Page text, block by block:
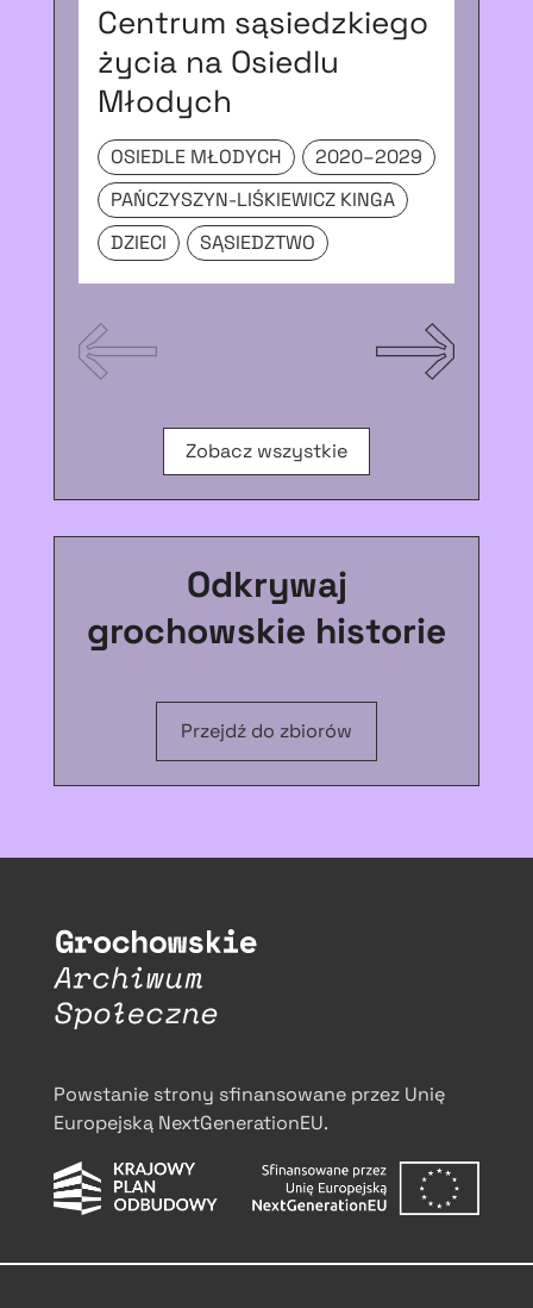
Centrum sąsiedzkiego
życia na Osiedlu
Młodych
OSIEDLE MŁODYCH
2020–2029
PAŃCZYSZYN-LIŚKIEWICZ KINGA
DZIECI
SĄSIEDZTWO
Zobacz wszystkie
Odkrywaj
grochowskie historie
Przejdź do zbiorów
Powstanie strony sfinansowane przez Unię
Europejską NextGenerationEU.